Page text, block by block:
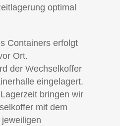
optimal
Containers erfolgt
Ort.
der Wechselkoffer
eingelagert.
bringen wir
mit dem